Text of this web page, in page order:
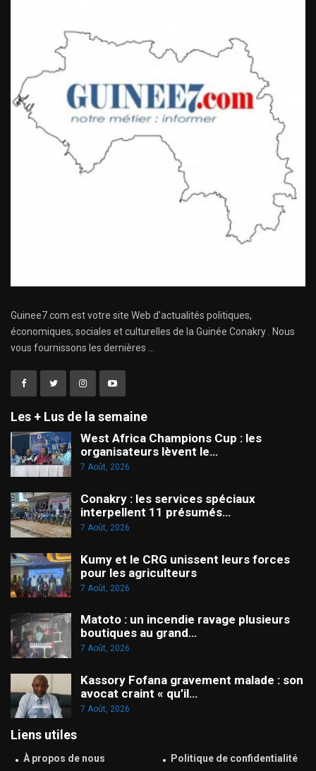
Guinee7.com est votre site Web d'actualités politiques,
économiques, sociales et culturelles de la Guinée Conakry . Nous
vous fournissons les dernières ...
Les + Lus de la semaine
West Africa Champions Cup : les
organisateurs lèvent le…
7 Août, 2026
Conakry : les services spéciaux
interpellent 11 présumés…
7 Août, 2026
Kumy et le CRG unissent leurs forces
pour les agriculteurs
7 Août, 2026
Matoto : un incendie ravage plusieurs
boutiques au grand…
7 Août, 2026
Kassory Fofana gravement malade : son
avocat craint « qu’il…
7 Août, 2026
Liens utiles
À propos de nous Politique de confidentialité